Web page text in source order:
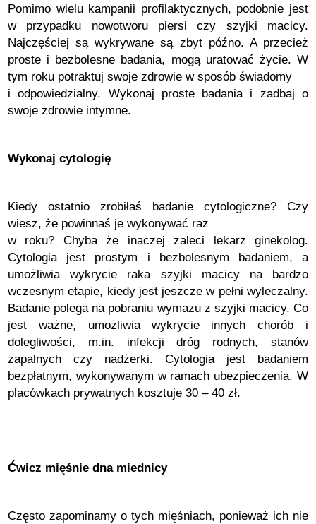
Pomimo wielu kampanii profilaktycznych, podobnie jest
w przypadku nowotworu piersi czy szyjki macicy.
Najczęściej są wykrywane są zbyt późno. A przecież
proste i bezbolesne badania, mogą uratować życie. W
tym roku potraktuj swoje zdrowie w sposób świadomy
i odpowiedzialny. Wykonaj proste badania i zadbaj o
swoje zdrowie intymne.
Wykonaj cytologię
Kiedy ostatnio zrobiłaś badanie cytologiczne? Czy
wiesz, że powinnaś je wykonywać raz
w roku? Chyba że inaczej zaleci lekarz ginekolog.
Cytologia jest prostym i bezbolesnym badaniem, a
umożliwia wykrycie raka szyjki macicy na bardzo
wczesnym etapie, kiedy jest jeszcze w pełni wyleczalny.
Badanie polega na pobraniu wymazu z szyjki macicy. Co
jest ważne, umożliwia wykrycie innych chorób i
dolegliwości, m.in. infekcji dróg rodnych, stanów
zapalnych czy nadżerki. Cytologia jest badaniem
bezpłatnym, wykonywanym w ramach ubezpieczenia. W
placówkach prywatnych kosztuje 30 – 40 zł.
Ćwicz mięśnie dna miednicy
Często zapominamy o tych mięśniach, ponieważ ich nie